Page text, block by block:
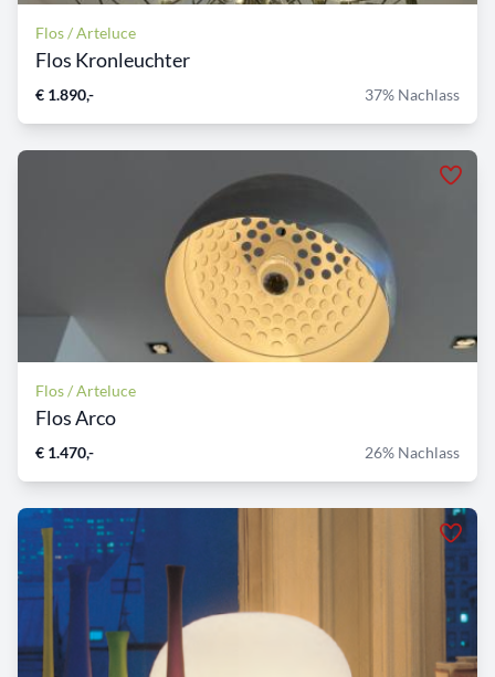
Flos / Arteluce
Flos Kronleuchter
€ 1.890,- 37% Nachlass
Flos / Arteluce
Flos Arco
€ 1.470,- 26% Nachlass